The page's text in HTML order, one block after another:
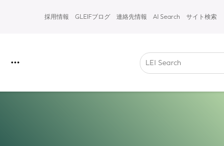
採用情報 GLEIFブログ 連絡先情報 AI Search サイト検索
•••